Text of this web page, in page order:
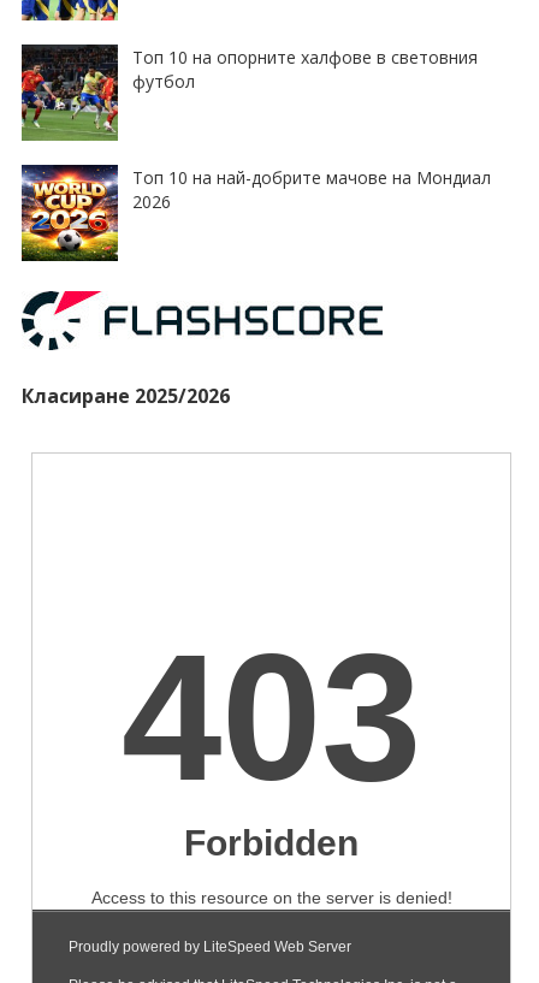
Топ 10 на опорните халфове в световния
футбол
Топ 10 на най-добрите мачове на Мондиал
2026
Класиране 2025/2026